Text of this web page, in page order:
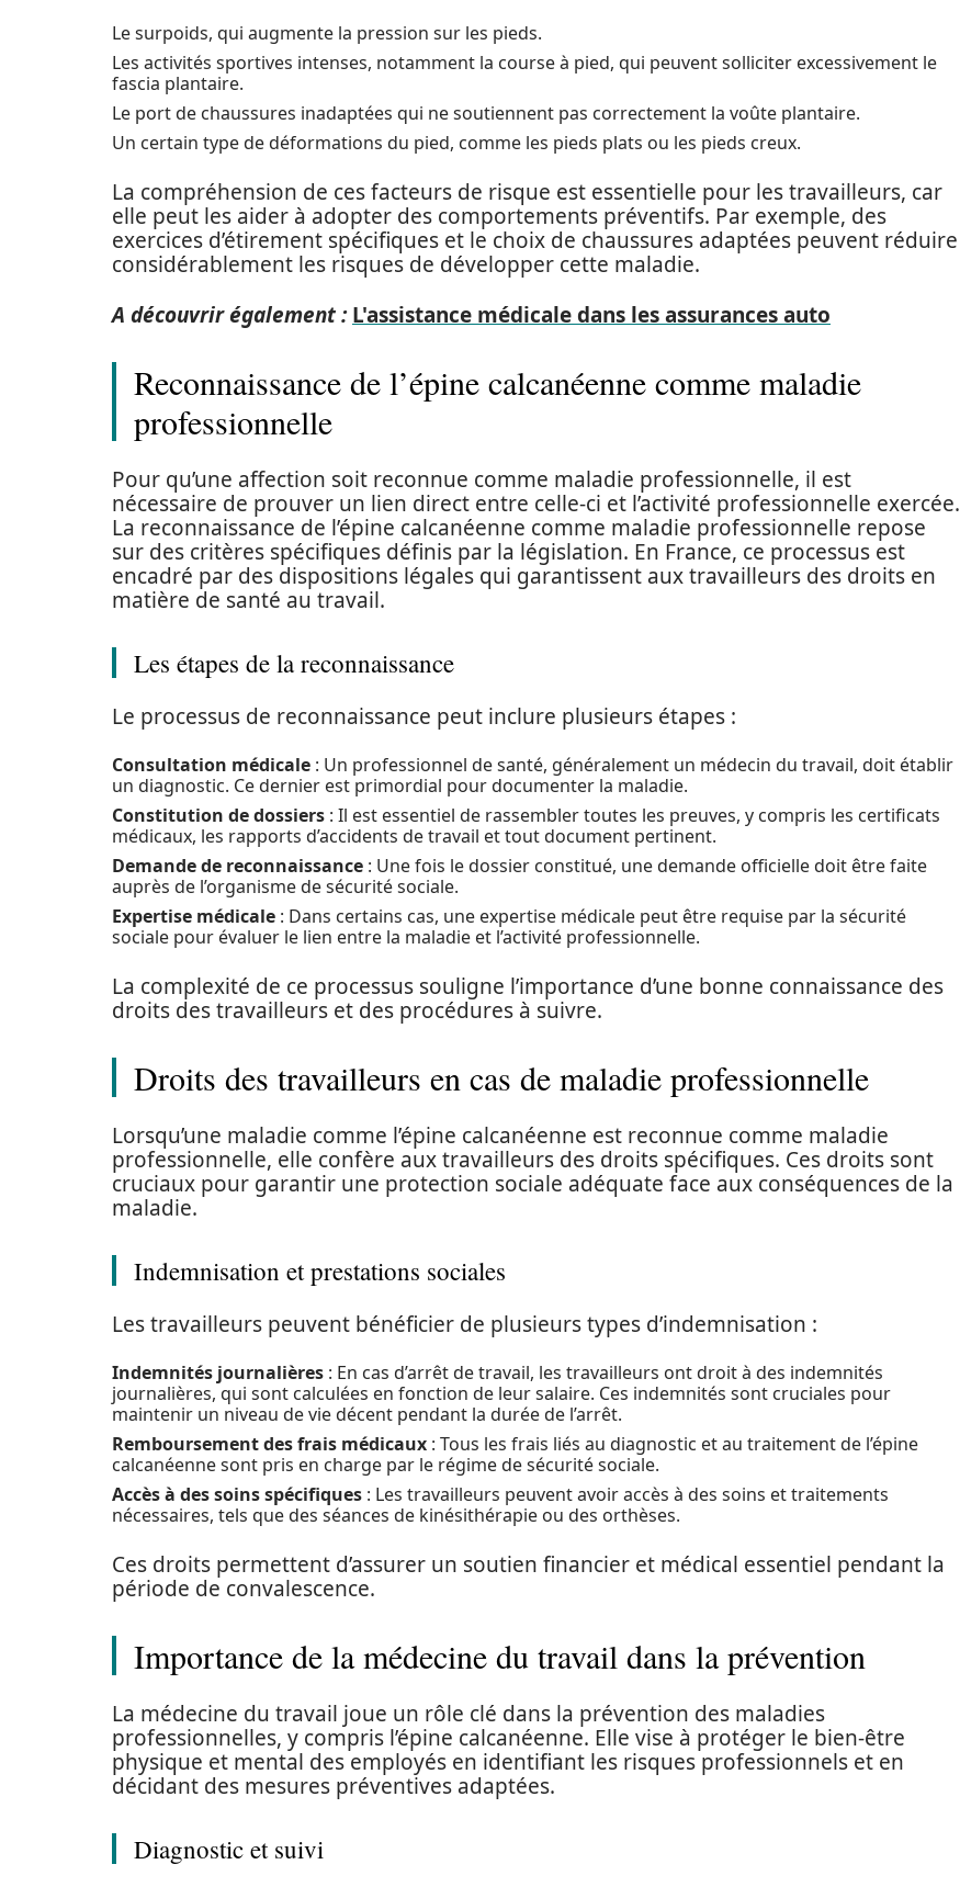
Le surpoids, qui augmente la pression sur les pieds.
Les activités sportives intenses, notamment la course à pied, qui peuvent solliciter excessivement le
fascia plantaire.
Le port de chaussures inadaptées qui ne soutiennent pas correctement la voûte plantaire.
Un certain type de déformations du pied, comme les pieds plats ou les pieds creux.
La compréhension de ces facteurs de risque est essentielle pour les travailleurs, car
elle peut les aider à adopter des comportements préventifs. Par exemple, des
exercices d’étirement spécifiques et le choix de chaussures adaptées peuvent réduire
considérablement les risques de développer cette maladie.
A découvrir également : L'assistance médicale dans les assurances auto
Reconnaissance de l’épine calcanéenne comme maladie
professionnelle
Pour qu’une affection soit reconnue comme maladie professionnelle, il est
nécessaire de prouver un lien direct entre celle-ci et l’activité professionnelle exercée.
La reconnaissance de l’épine calcanéenne comme maladie professionnelle repose
sur des critères spécifiques définis par la législation. En France, ce processus est
encadré par des dispositions légales qui garantissent aux travailleurs des droits en
matière de santé au travail.
Les étapes de la reconnaissance
Le processus de reconnaissance peut inclure plusieurs étapes :
Consultation médicale : Un professionnel de santé, généralement un médecin du travail, doit établir
un diagnostic. Ce dernier est primordial pour documenter la maladie.
Constitution de dossiers : Il est essentiel de rassembler toutes les preuves, y compris les certificats
médicaux, les rapports d’accidents de travail et tout document pertinent.
Demande de reconnaissance : Une fois le dossier constitué, une demande officielle doit être faite
auprès de l’organisme de sécurité sociale.
Expertise médicale : Dans certains cas, une expertise médicale peut être requise par la sécurité
sociale pour évaluer le lien entre la maladie et l’activité professionnelle.
La complexité de ce processus souligne l’importance d’une bonne connaissance des
droits des travailleurs et des procédures à suivre.
Droits des travailleurs en cas de maladie professionnelle
Lorsqu’une maladie comme l’épine calcanéenne est reconnue comme maladie
professionnelle, elle confère aux travailleurs des droits spécifiques. Ces droits sont
cruciaux pour garantir une protection sociale adéquate face aux conséquences de la
maladie.
Indemnisation et prestations sociales
Les travailleurs peuvent bénéficier de plusieurs types d’indemnisation :
Indemnités journalières : En cas d’arrêt de travail, les travailleurs ont droit à des indemnités
journalières, qui sont calculées en fonction de leur salaire. Ces indemnités sont cruciales pour
maintenir un niveau de vie décent pendant la durée de l’arrêt.
Remboursement des frais médicaux : Tous les frais liés au diagnostic et au traitement de l’épine
calcanéenne sont pris en charge par le régime de sécurité sociale.
Accès à des soins spécifiques : Les travailleurs peuvent avoir accès à des soins et traitements
nécessaires, tels que des séances de kinésithérapie ou des orthèses.
Ces droits permettent d’assurer un soutien financier et médical essentiel pendant la
période de convalescence.
Importance de la médecine du travail dans la prévention
La médecine du travail joue un rôle clé dans la prévention des maladies
professionnelles, y compris l’épine calcanéenne. Elle vise à protéger le bien-être
physique et mental des employés en identifiant les risques professionnels et en
décidant des mesures préventives adaptées.
Diagnostic et suivi